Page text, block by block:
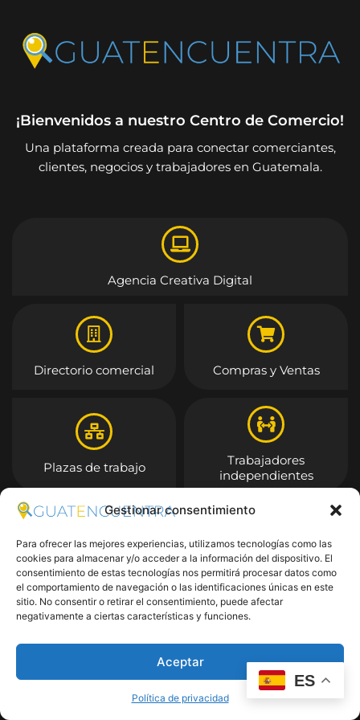
Gestionar consentimiento
Para ofrecer las mejores experiencias, utilizamos tecnologías como las
cookies para almacenar y/o acceder a la información del dispositivo. El
consentimiento de estas tecnologías nos permitirá procesar datos como
el comportamiento de navegación o las identificaciones únicas en este
sitio. No consentir o retirar el consentimiento, puede afectar
negativamente a ciertas características y funciones.
Aceptar
Política de privacidad
¡Bienvenidos a nuestro Centro de Comercio!
Una plataforma creada para conectar comerciantes,
clientes, negocios y trabajadores en Guatemala.
Agencia Creativa Digital
Directorio comercial Compras y Ventas
Plazas de trabajo
Trabajadores
independientes
Entrar
ES